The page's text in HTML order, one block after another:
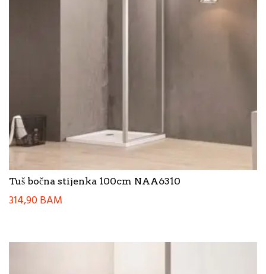
Tuš bočna stijenka 100cm NAA6310
314,90BAM